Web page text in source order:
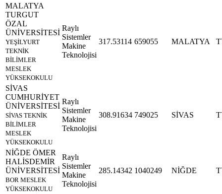
MALATYA
TURGUT
ÖZAL
ÜNİVERSİTESİ
YEŞİLYURT
TEKNİK
BİLİMLER
MESLEK
YÜKSEKOKULU
Raylı
Sistemler
Makine
Teknolojisi
317.53114 659055 MALATYA
SİVAS
CUMHURİYET
ÜNİVERSİTESİ
SİVAS TEKNİK
BİLİMLER
MESLEK
YÜKSEKOKULU
Raylı
Sistemler
Makine
Teknolojisi
308.91634 749025 SİVAS
NİĞDE ÖMER
HALİSDEMİR
ÜNİVERSİTESİ
BOR MESLEK
YÜKSEKOKULU
Raylı
Sistemler
Makine
Teknolojisi
285.14342 1040249 NİĞDE